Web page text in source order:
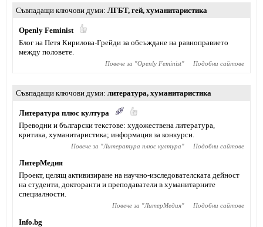
Съвпадащи ключови думи ЛГБТ, гей, хуманитаристика
Openly Feminist
Блог на Петя Кирилова-Грейди за обсъждане на равноправието
между половете.
Повече за "Openly Feminist" Подобни сайтове
Съвпадащи ключови думи литература, хуманитаристика
Литература плюс култура
Преводни и български текстове: художествена литература,
критика, хуманитаристика; информация за конкурси.
Повече за "Литература плюс култура" Подобни сайтове
ЛитерМедия
Проект, целящ активизиране на научно-изследователската дейност
на студенти, докторанти и преподаватели в хуманитарните
специалности.
Повече за "ЛитерМедия" Подобни сайтове
Info.bg